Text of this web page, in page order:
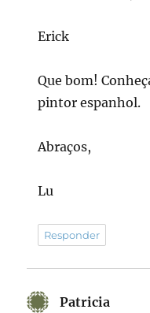
Erick
Que bom!
pintor espanhol.
Abraços,
Lu
Responder
Patricia